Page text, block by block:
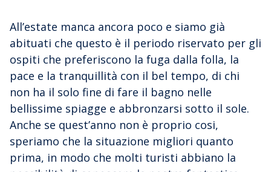
All’estate manca ancora poco e siamo già
abituati che questo è il periodo riservato per gli
ospiti che preferiscono la fuga dalla folla, la
pace e la tranquillità con il bel tempo, di chi
non ha il solo fine di fare il bagno nelle
bellissime spiagge e abbronzarsi sotto il sole.
Anche se quest’anno non è proprio cosi,
speriamo che la situazione migliori quanto
prima, in modo che molti turisti abbiano la